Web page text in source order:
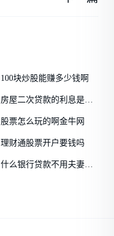
100块炒股能赚多少钱啊
房屋二次贷款的利息是多
股票怎么玩的啊金牛网
理财通股票开户要钱吗
什么银行贷款不用夫妻签